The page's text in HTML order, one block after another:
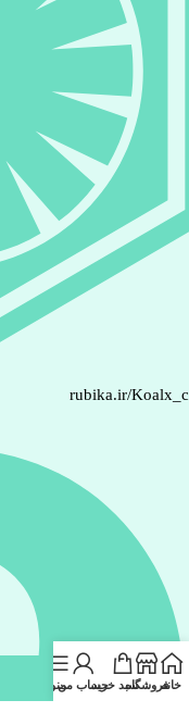
rubika.ir/
خانهفروشگاهسبد خریدحساب منمنو